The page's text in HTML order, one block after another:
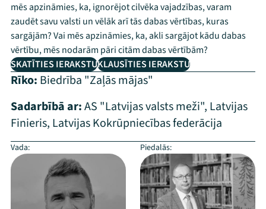
mēs apzināmies, ka, ignorējot cilvēka vajadzības, varam
zaudēt savu valsti un vēlāk arī tās dabas vērtības, kuras
sargājām? Vai mēs apzināmies, ka, akli sargājot kādu dabas
vērtību, mēs nodarām pāri citām dabas vērtībām?
SKATĪTIES IERAKSTUKLAUSĪTIES IERAKSTU
Rīko: Biedrība "Zaļās mājas"
Sadarbībā ar:AS "Latvijas valsts meži", Latvijas
Finieris, Latvijas Kokrūpniecības federācija
Vada: Piedalās: